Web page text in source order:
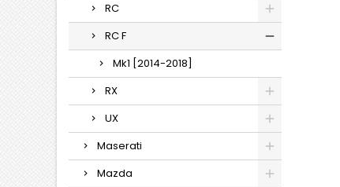
RC
RC F
Mk1 [2014-2018]
RX
UX
Maserati
Mazda